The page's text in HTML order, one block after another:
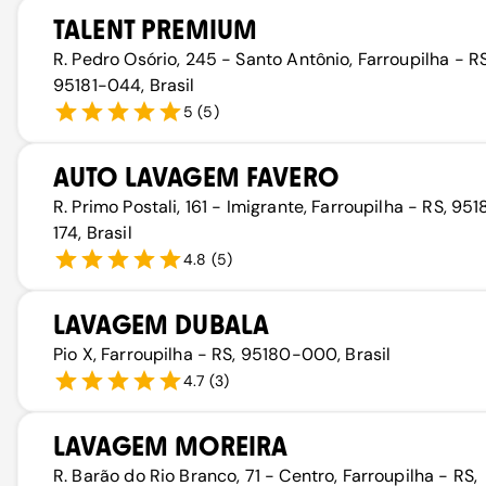
TALENT PREMIUM
R. Pedro Osório, 245 - Santo Antônio, Farroupilha -
95181-044, Brasil
5 (5)
AUTO LAVAGEM FAVERO
R. Primo Postali, 161 - Imigrante, Farroupilha - RS,
174, Brasil
4.8 (5)
LAVAGEM DUBALA
Pio X, Farroupilha - RS, 95180-000, Brasil
4.7 (3)
LAVAGEM MOREIRA
R. Barão do Rio Branco, 71 - Centro, Farroupilha - RS,